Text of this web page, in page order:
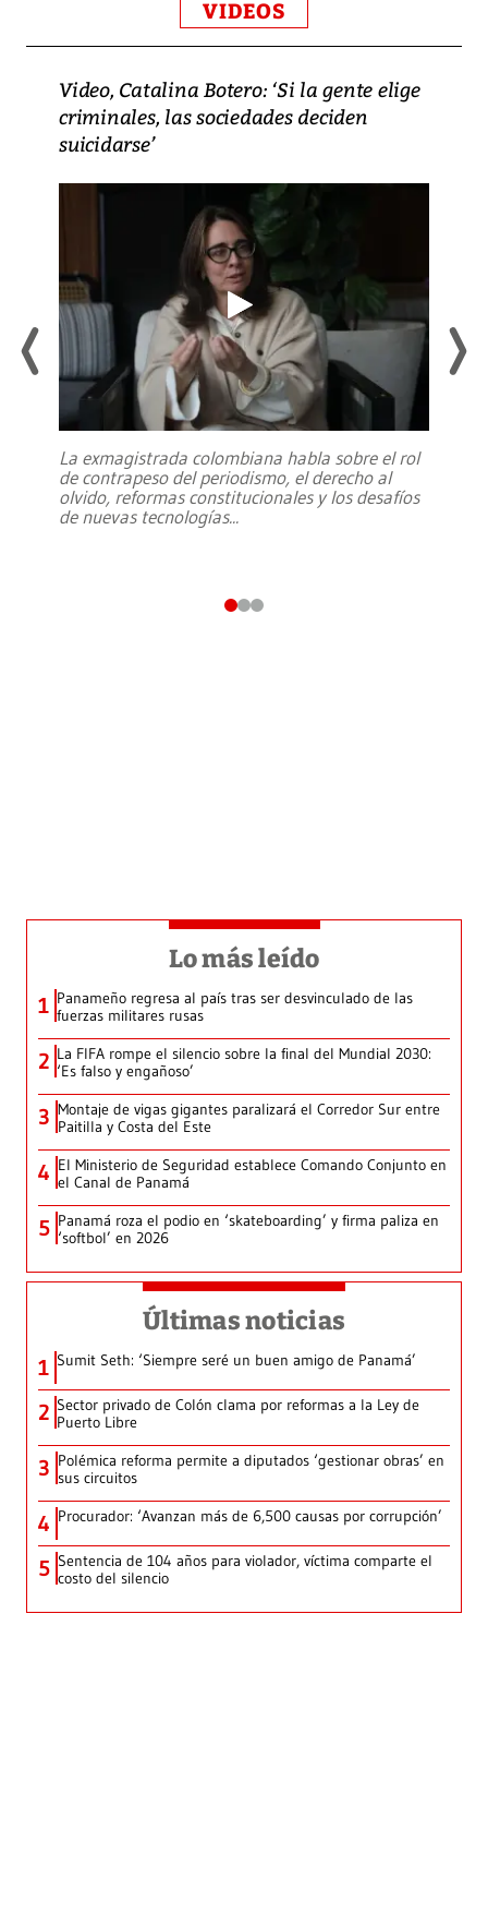
VIDEOS
Video, Catalina Botero: ‘Si la gente elige
criminales, las sociedades deciden
suicidarse’
La exmagistrada colombiana habla sobre el rol
de contrapeso del periodismo, el derecho al
olvido, reformas constitucionales y los desafíos
de nuevas tecnologías...
Lo más leído
1 Panameño regresa al país tras ser desvinculado de las
fuerzas militares rusas
2 La FIFA rompe el silencio sobre la final del Mundial 2030:
‘Es falso y engañoso’
3 Montaje de vigas gigantes paralizará el Corredor Sur entre
Paitilla y Costa del Este
4 El Ministerio de Seguridad establece Comando Conjunto en
el Canal de Panamá
5 Panamá roza el podio en ‘skateboarding’ y firma paliza en
‘softbol’ en 2026
Últimas noticias
1 Sumit Seth: ‘Siempre seré un buen amigo de Panamá’
2 Sector privado de Colón clama por reformas a la Ley de
Puerto Libre
3 Polémica reforma permite a diputados ‘gestionar obras’ en
sus circuitos
4 Procurador: ‘Avanzan más de 6,500 causas por corrupción’
5 Sentencia de 104 años para violador, víctima comparte el
costo del silencio